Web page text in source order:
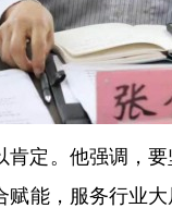
肯定。他强调，
能，服务行业